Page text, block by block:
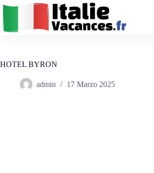
Salta
contenuto
HOTEL BYRON
admin 17 Marzo 2025